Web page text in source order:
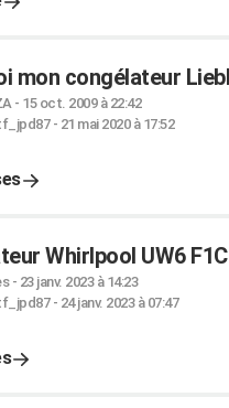
mon congélateur
- 15 oct. 2009 à 22:42
- 21 mai 2020 à 17:52
Whirlpool UW6
- 23 janv. 2023 à 14:23
- 24 janv. 2023 à 07:47